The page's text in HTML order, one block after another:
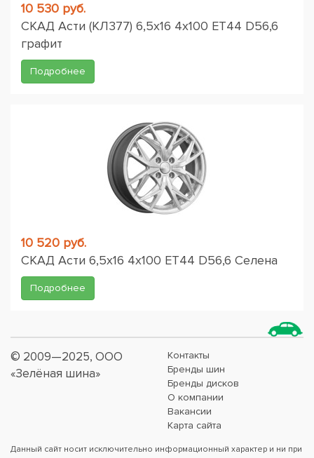
10 530 руб.
СКАД Асти (КЛ377) 6,5x16 4x100 ET44 D56,6
графит
Подробнее
10 520 руб.
СКАД Асти 6,5x16 4x100 ET44 D56,6 Селена
Подробнее
© 2009—2025, ООО
«Зелёная шина»
Контакты
Бренды шин
Бренды дисков
О компании
Вакансии
Карта сайта
Данный сайт носит исключительно информационный характер и ни при